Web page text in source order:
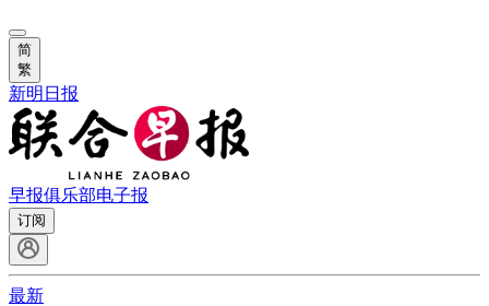
简
繁
新明日报
早报俱乐部电子报
订阅
最新